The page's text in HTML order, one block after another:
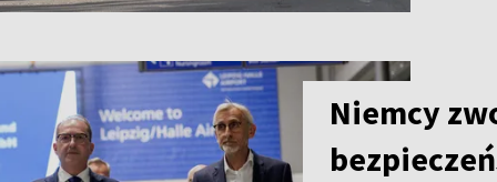
Niemcy